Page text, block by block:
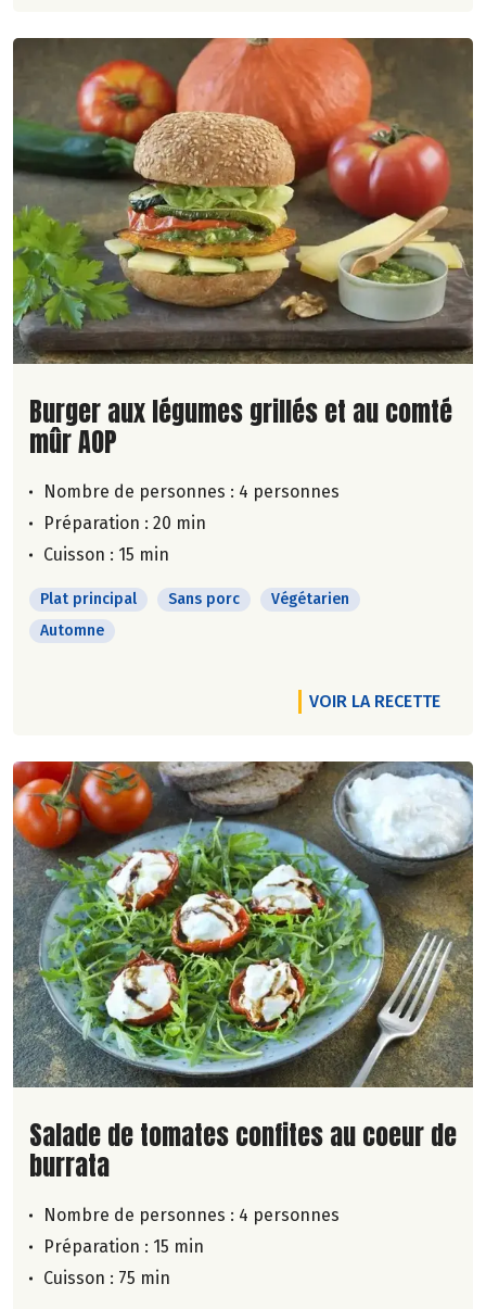
Lire la suite de la recette
Burger aux légumes grillés et au comté
mûr AOP
Nombre de personnes : 4 personnes
Préparation : 20 min
Cuisson : 15 min
Plat principal Sans porc
Végétarien
Automne
VOIR LA RECETTE
Lire la suite de la recette
Salade de tomates confites au coeur de
burrata
Nombre de personnes : 4 personnes
Préparation : 15 min
Cuisson : 75 min